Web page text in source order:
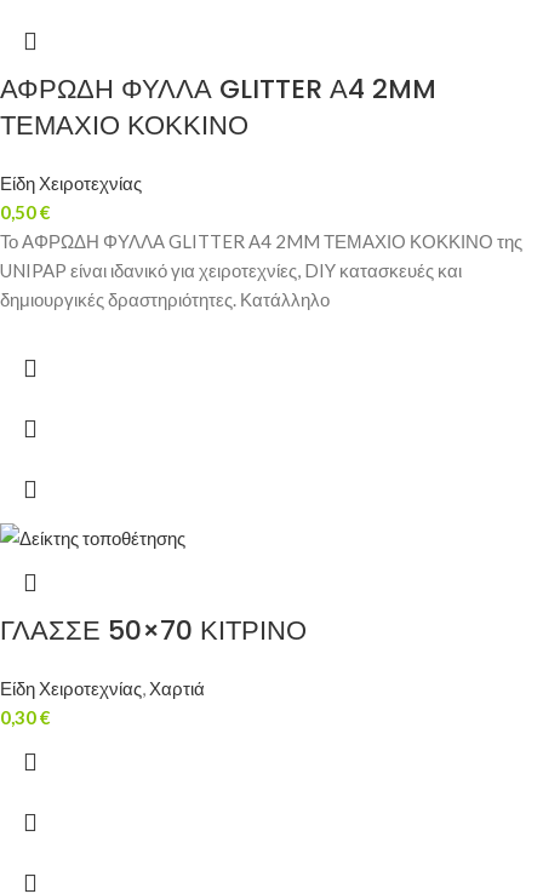
ΑΦΡΩΔΗ ΦΥΛΛΑ GLITTER Α4 2MM
ΤΕΜΑΧΙΟ ΚΟΚΚΙΝΟ
Είδη Χειροτεχνίας
0,50€
Το ΑΦΡΩΔΗ ΦΥΛΛΑ GLITTER Α4 2MM ΤΕΜΑΧΙΟ ΚΟΚΚΙΝΟ της
UNIPAP είναι ιδανικό για χειροτεχνίες, DIY κατασκευές και
δημιουργικές δραστηριότητες. Κατάλληλο
ΓΛΑΣΣΕ 50×70 ΚΙΤΡΙΝΟ
Είδη Χειροτεχνίας, Χαρτιά
0,30€